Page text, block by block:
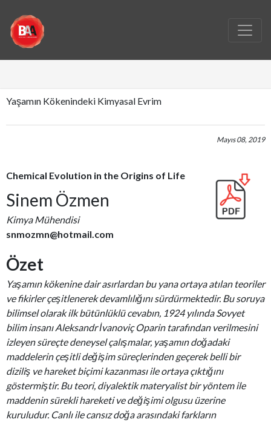
Yaşamın Kökenindeki Kimyasal Evrim
Mayıs 08, 2019
Chemical Evolution in the Origins of Life
Sinem Özmen
Kimya Mühendisi
snmozmn@hotmail.com
Özet
Yaşamın kökenine dair asırlardan bu yana ortaya atılan teoriler
ve fikirler çeşitlenerek devamlılığını sürdürmektedir. Bu soruya
bilimsel olarak ilk bütünlüklü cevabın, 1924 yılında Sovyet
bilim insanı Aleksandr İvanoviç Oparin tarafından verilmesini
izleyen süreçte deneysel çalışmalar, yaşamın doğadaki
maddelerin çeşitli değişim süreçlerinden geçerek belli bir
diziliş ve hareket biçimi kazanması ile ortaya çıktığını
göstermiştir. Bu teori, diyalektik materyalist bir yöntem ile
maddenin sürekli hareketi ve değişimi olgusu üzerine
kuruludur. Canlı ile cansız doğa arasındaki farkların